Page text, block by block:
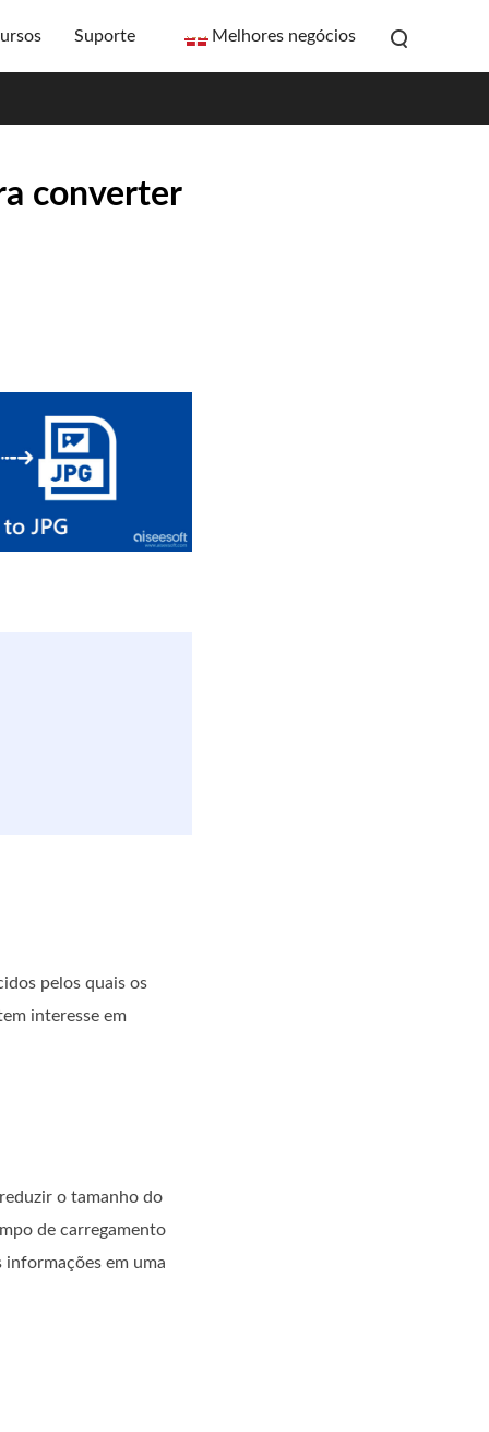
Suporte Melhores negócios
converter
pelos quais os
interesse em
o tamanho do
de carregamento
informações em uma